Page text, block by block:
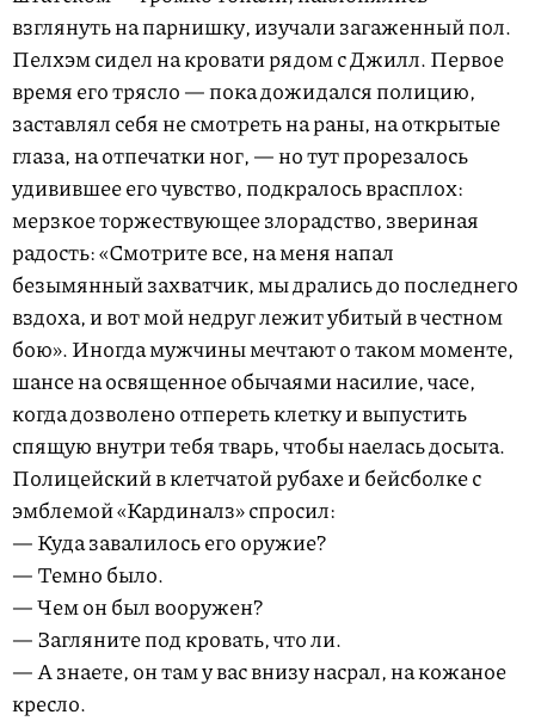
взглянуть на парнишку, изучали загаженный пол.
Пелхэм сидел на кровати рядом с Джилл. Первое
время его трясло — пока дожидался полицию,
заставлял себя не смотреть на раны, на открытые
глаза, на отпечатки ног, — но тут прорезалось
удивившее его чувство, подкралось врасплох:
мерзкое торжествующее злорадство, звериная
радость: «Смотрите все, на меня напал
безымянный захватчик, мы дрались до последнего
вздоха, и вот мой недруг лежит убитый в честном
бою». Иногда мужчины мечтают о таком моменте,
шансе на освященное обычаями насилие, часе,
когда дозволено отпереть клетку и выпустить
спящую внутри тебя тварь, чтобы наелась досыта.
Полицейский в клетчатой рубахе и бейсболке с
эмблемой «Кардиналз» спросил:
— Куда завалилось его оружие?
— Темно было.
— Чем он был вооружен?
— Загляните под кровать, что ли.
— А знаете, он там у вас внизу насрал, на кожаное
кресло.